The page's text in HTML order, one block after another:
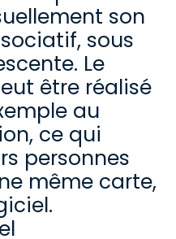
son
sous
Le
être réalisé
au
ce qui
personnes
même carte,